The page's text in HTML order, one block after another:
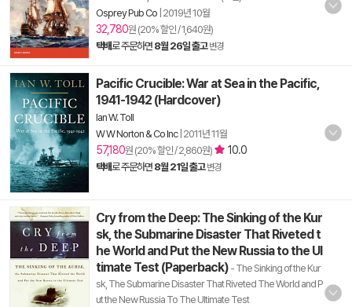
Osprey Pub Co 2019년 10월
32,780원 (20% 할인 / 1,640원)
택배로 주문하면 8월 26일 출고 변경
Pacific Crucible: War at Sea in the Pacific,
1941-1942 (Hardcover)
Ian W. Toll
W W Norton & Co Inc| 2011년 11월
57,180원 (20% 할인 / 2,860원) 10.0
택배로 주문하면 8월 21일 출고 변경
Cry from the Deep: The Sinking of the Kur
sk, the Submarine Disaster That Riveted t
he World and Put the New Russia to the Ul
timate Test (Paperback) - The Sinking of the Kur
sk, The Submarine Disaster That Riveted The World and P
ut the New Russia To The Ultimate Test